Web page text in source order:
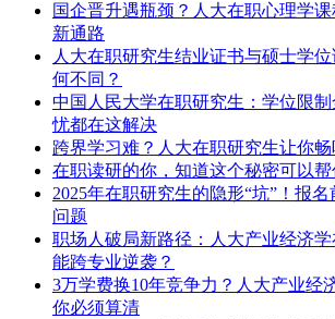
国企晋升遇瓶颈？人大在职心理学
新通路
人大在职研究生结业证书与硕士学
何不同？
中国人民大学在职研究生：学位限
忧都在这解决
跨界学习难？人大在职研究生让你畅
在职读研的你，知道这个秘密可以帮
2025年在职研究生的隐形“坑”！报
问题
职场人破局新路径：人大产业经济
能跨专业逆袭？
3万学费换10年竞争力？人大产业经
你必须算清